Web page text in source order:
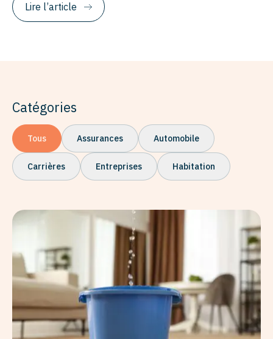
Lire l’article
Catégories
Tous Assurances Automobile
Carrières Entreprises Habitation